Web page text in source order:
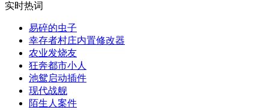
实时热词
易碎的虫子
幸存者村庄内置修改器
农业发烧友
狂奔都市小人
池鸳启动插件
现代战舰
陌生人案件